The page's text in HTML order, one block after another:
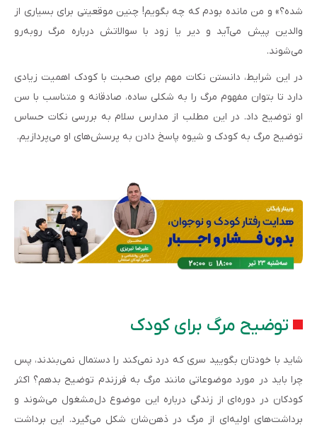
شده؟» و من مانده بودم که چه بگویم! چنین موقعیتی برای بسیاری از
والدین پیش می‌آید و دیر یا زود با سوالاتش درباره مرگ روبه‌رو
می‌شوند.
در این شرایط، دانستن نکات مهم برای صحبت با کودک اهمیت زیادی
دارد تا بتوان مفهوم مرگ را به شکلی ساده، صادقانه و متناسب با سن
او توضیح داد. در این مطلب از مدارس سلام به بررسی نکات حساس
توضیح مرگ به کودک و شیوه پاسخ دادن به پرسش‌های او می‌پردازیم.
توضیح مرگ برای کودک
شاید با خودتان بگویید سری که درد نمی‌کند را دستمال نمی‌بندند، پس
چرا باید در مورد موضوعاتی مانند مرگ به فرزندم توضیح بدهم؟ اکثر
کودکان در دوره‌ای از زندگی درباره این موضوع دل‌مشغول می‌شوند و
برداشت‌های اولیه‌ای از مرگ در ذهن‌شان شکل می‌گیرد. این برداشت